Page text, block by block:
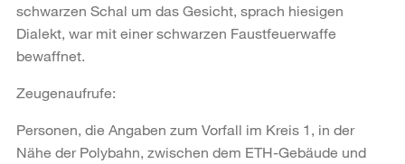
schwarzen Schal um das Gesicht, sprach hiesigen
Dialekt, war mit einer schwarzen Faustfeuerwaffe
bewaffnet.
Zeugenaufrufe:
Personen, die Angaben zum Vorfall im Kreis 1, in der
Nähe der Polybahn, zwischen dem ETH-Gebäude und